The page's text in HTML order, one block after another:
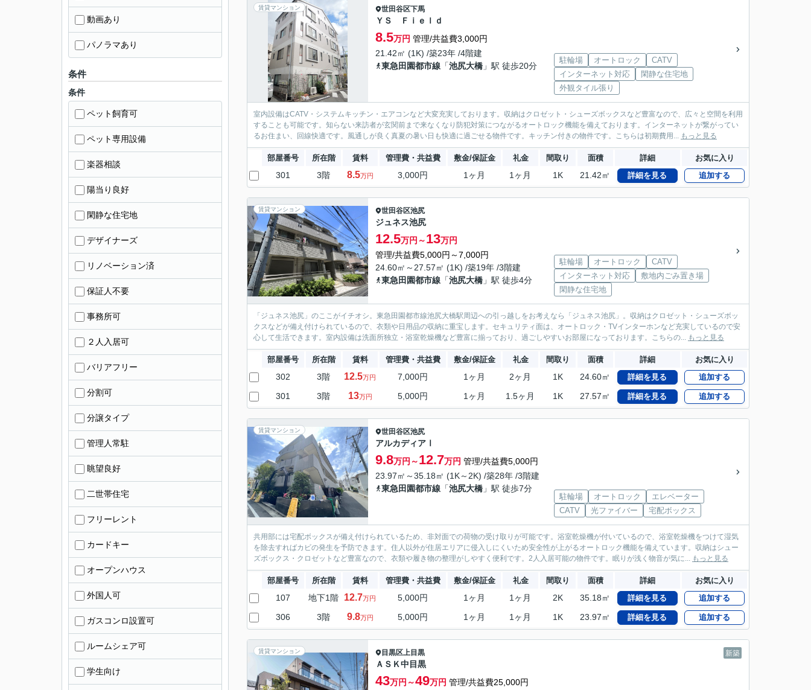
賃貸マンション 世田谷区下馬
ＹＳ Ｆｉｅｌｄ
8.5万円 管理/共益費3,000円
21.42㎡ (1K) /築23年 /4階建
東急田園都市線 「池尻大橋 」駅 徒歩20分
駐輪場 オートロック
CATV
インターネット対応
閑静な住宅地
外観タイル張り
室内設備はCATV・システムキッチン・エアコンなど大変充実しております。収納はクロゼット・シューズボックスなど豊富なので、広々と空間を利用
することも可能です。知らない来訪者が玄関前まで来なくなり防犯対策につながるオートロック機能を備えております。インターネットが繋がってい
るお住まい、回線快適です。風通しが良く真夏の暑い日も快適に過ごせる物件です。キッチン付きの物件です。こちらは初期費用... もっと見る
部屋番号 所在階 賃料 管理費・共益費 敷金/保証金 礼金 間取り 面積 詳細 お気に入り
301 3階 8.5万円 3,000円 1ヶ月 1ヶ月 1K 21.42㎡ 詳細を見る 追加する
賃貸マンション 世田谷区池尻
ジュネス池尻
12.5万円～13万円
管理/共益費5,000円～7,000円
24.60㎡～27.57㎡ (1K) /築19年 /3階建
東急田園都市線 「池尻大橋 」駅 徒歩4分
駐輪場 オートロック
CATV
インターネット対応
敷地内ごみ置き場
閑静な住宅地
「ジュネス池尻」のここがイチオシ。東急田園都市線池尻大橋駅周辺への引っ越しをお考えなら「ジュネス池尻」。収納はクロゼット・シューズボッ
クスなどが備え付けられているので、衣類や日用品の収納に重宝します。セキュリティ面は、オートロック・TVインターホンなど充実しているので安
心して生活できます。室内設備は洗面所独立・浴室乾燥機など豊富に揃っており、過ごしやすいお部屋になっております。こちらの... もっと見る
部屋番号 所在階 賃料 管理費・共益費 敷金/保証金 礼金 間取り 面積 詳細 お気に入り
302 3階 12.5万円 7,000円 1ヶ月 2ヶ月 1K 24.60㎡ 詳細を見る 追加する
301 3階 13万円 5,000円 1ヶ月 1.5ヶ月 1K 27.57㎡ 詳細を見る 追加する
賃貸マンション 世田谷区池尻
アルカディアⅠ
9.8万円～12.7万円 管理/共益費5,000円
23.97㎡～35.18㎡ (1K～2K) /築28年 /3階建
東急田園都市線 「池尻大橋 」駅 徒歩7分
駐輪場 オートロック
エレベーター
CATV
光ファイバー 宅配ボックス
共用部には宅配ボックスが備え付けられているため、非対面での荷物の受け取りが可能です。浴室乾燥機が付いているので、浴室乾燥機をつけて湿気
を除去すればカビの発生を予防できます。住人以外が住居エリアに侵入しにくいため安全性が上がるオートロック機能を備えています。収納はシュー
ズボックス・クロゼットなど豊富なので、衣類や履き物の整理がしやすく便利です。2人入居可能の物件です。眠りが浅く物音が気に... もっと見る
部屋番号 所在階 賃料 管理費・共益費 敷金/保証金 礼金 間取り 面積 詳細 お気に入り
107 地下1階 12.7万円 5,000円 1ヶ月 1ヶ月 2K 35.18㎡ 詳細を見る 追加する
306 3階 9.8万円 5,000円 1ヶ月 1ヶ月 1K 23.97㎡ 詳細を見る 追加する
賃貸マンション 新築
目黒区上目黒
ＡＳＫ中目黒
43万円～49万円 管理/共益費25,000円
動画あり
パノラマあり
条件
条件
ペット飼育可
ペット専用設備
楽器相談
陽当り良好
閑静な住宅地
デザイナーズ
リノベーション済
保証人不要
事務所可
２人入居可
バリアフリー
分割可
分譲タイプ
管理人常駐
眺望良好
二世帯住宅
フリーレント
カードキー
オープンハウス
外国人可
ガスコンロ設置可
ルームシェア可
学生向け